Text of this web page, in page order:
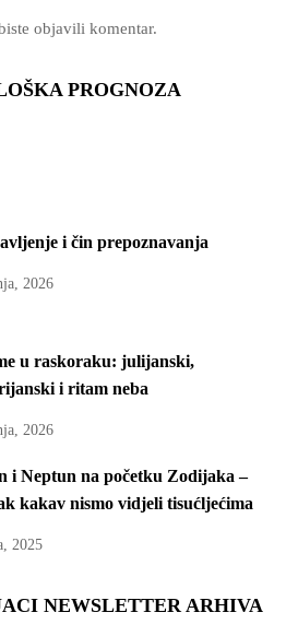
objavili komentar.
PROGNOZA
i čin prepoznavanja
2026
u raskoraku: julijanski,
i ritam neba
2026
i Neptun na početku Zodijaka –
kakav nismo vidjeli tisućljećima
2025
NEWSLETTER ARHIVA